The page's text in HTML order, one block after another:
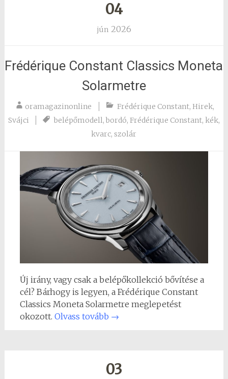
04
jún 2026
Frédérique Constant Classics Moneta
Solarmetre
oramagazinonline Frédérique Constant, Hirek,
Svájci
belépőmodell, bordó, Frédérique Constant, kék,
kvarc,szolár
Új irány, vagy csak a belépőkollekció bővítése a
cél? Bárhogy is legyen, a Frédérique Constant
Classics Moneta Solarmetre meglepetést
okozott. Olvass tovább →
03